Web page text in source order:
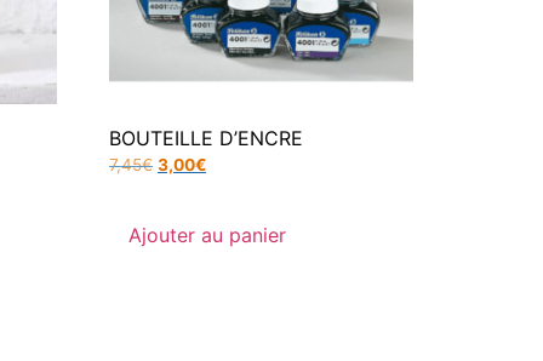
BOUTEILLE D’ENCRE
7,45€ 3,00€
Ajouter au panier